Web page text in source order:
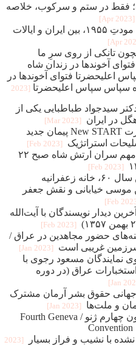
فقط در ستم و سرکوب، خلاصه
[2023 Apr]
*عهدنامهِ مودتِ ۱۹۵۵، بین ایران و ایالات
تانکی از روی سرِ ما
آخوندها در زندان شاه
اعلیحضرتا فتوای آخوندها در
سپاس سپاس اعلیحضرتا
[2023
سیدجواد طباطبایی یکی از
در ایران
[2023 Mar]
*نیو استارت New START پیمان جدید
استراتژیک
[2023 Feb]
*نشست مهم سران ارتش شاه صبح ۲۲
[2023 Feb]
*۱۹ بهمن سال ۶۰، خانه زعفرانیه
موسی خیابانی و نقش جعفر
دیدار نویسندگان با آیت‌الله
[2023 Feb]
حضور مجاهدین در عراق /
غریبی است
[2023 Jan]
نمایندگان مسعود رجوی با
عراق (در دوره
جهانی حقوق بشر آرمان مشترک
و ملت‌ها
[2023 Jan]
*کنوانسیون چهارم ژنو / Fourth Geneva
Convention
با نشیب و فراز بسیار
[2023